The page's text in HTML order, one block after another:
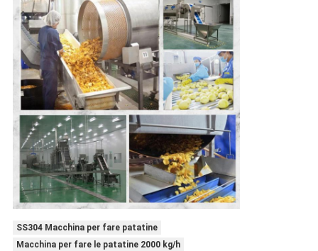
SS304 Macchina per fare patatine
Macchina per fare le patatine 2000 kg/h